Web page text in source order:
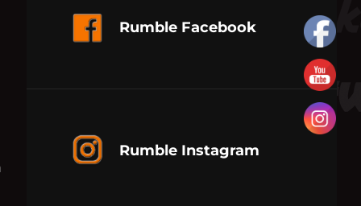
Rumble Facebook
Rumble Instagram